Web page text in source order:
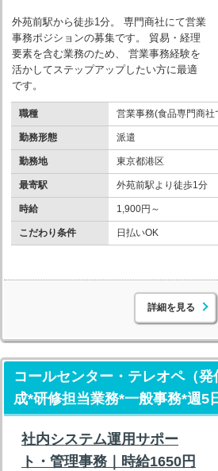
外苑前駅から徒歩1分。 専門商社にて営業
事務ポジションの募集です。 貿易・経理
要素を含む業務のため、 営業事務経験を
活かしてステップアップしたい方に最適
です。
職種 営業事務(食品専門商社
勤務形態 派遣
勤務地 東京都港区
最寄駅 外苑前駅より徒歩1分
時給 1,900円～
こだわり条件 日払いOK
詳細を見る
コールセンター・テレオペ（
成*研修担当業務*一般事務*週5
社内システム運用サポー
ト・管理事務｜時給1650円